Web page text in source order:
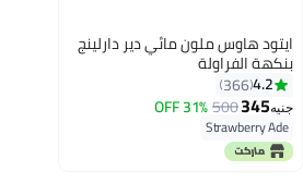
7
ايتود هاوس ملون مائي دير دارلينج
بنكهة الفراولة
4.2
366
جنيه345
500
31% OFF
Strawberry Ade